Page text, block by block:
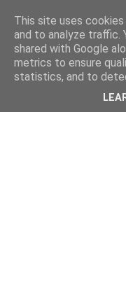
This site uses
and to analyze traffic.
shared with Google
metrics to ensure
statistics, and to